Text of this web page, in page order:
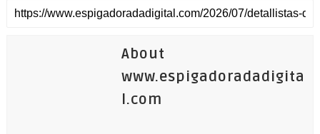
About
www.espigadoradadigita
l.com